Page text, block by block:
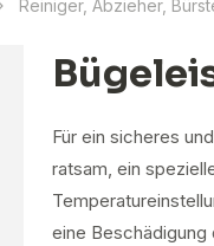
Reiniger, Abzieher,
Für ein sicheres
ratsam, ein
eine Beschädigung